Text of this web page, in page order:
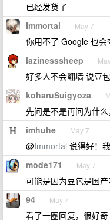
已经发货了
Immortal May 7
你用不了 Google 也会
lazinesssheep
好多人不会翻墙 说豆
koharuSuigyoza
先问是不是再问为什
imhuhe May 7
@Immortal 说得好！
mode171 May 7
可能是因为豆包是国产
94 May 7
看了一圈回复，很好